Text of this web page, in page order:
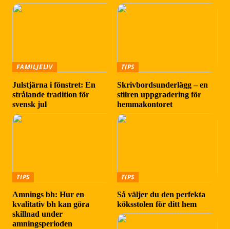
FAMILJELIV
Julstjärna i fönstret: En
strålande tradition för
svensk jul
TIPS
Skrivbordsunderlägg – en
stilren uppgradering för
hemmakontoret
TIPS
Amnings bh: Hur en
kvalitativ bh kan göra
skillnad under
amningsperioden
TIPS
Så väljer du den perfekta
köksstolen för ditt hem